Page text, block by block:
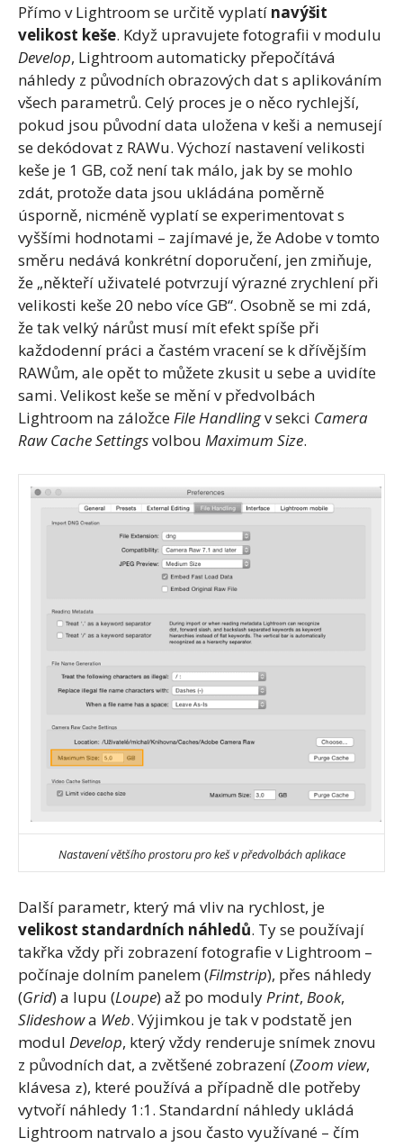
Přímo v Lightroom se určitě vyplatí navýšit
velikost keše. Když upravujete fotografii v modulu
Develop, Lightroom automaticky přepočítává
náhledy z původních obrazových dat s aplikováním
všech parametrů. Celý proces je o něco rychlejší,
pokud jsou původní data uložena v keši a nemusejí
se dekódovat z RAWu. Výchozí nastavení velikosti
keše je 1 GB, což není tak málo, jak by se mohlo
zdát, protože data jsou ukládána poměrně
úsporně, nicméně vyplatí se experimentovat s
vyššími hodnotami – zajímavé je, že Adobe v tomto
směru nedává konkrétní doporučení, jen zmiňuje,
že „někteří uživatelé potvrzují výrazné zrychlení při
velikosti keše 20 nebo více GB“. Osobně se mi zdá,
že tak velký nárůst musí mít efekt spíše při
každodenní práci a častém vracení se k dřívějším
RAWům, ale opět to můžete zkusit u sebe a uvidíte
sami. Velikost keše se mění v předvolbách
Lightroom na záložce File Handlingv sekci Camera
Raw Cache Settingsvolbou Maximum Size.
Nastavení většího prostoru pro keš v předvolbách aplikace
Další parametr, který má vliv na rychlost, je
velikost standardních náhledů. Ty se používají
takřka vždy při zobrazení fotografie v Lightroom –
počínaje dolním panelem (Filmstrip), přes náhledy
(Grid) a lupu (Loupe) až po moduly Print, Book,
Slideshowa Web. Výjimkou je tak v podstatě jen
modul Develop, který vždy renderuje snímek znovu
z původních dat, a zvětšené zobrazení (Zoom view,
klávesa z), které používá a případně dle potřeby
vytvoří náhledy 1:1. Standardní náhledy ukládá
Lightroom natrvalo a jsou často využívané – čím